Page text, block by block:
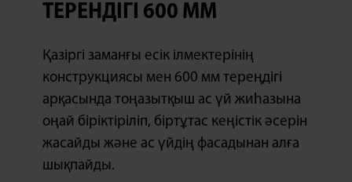
ТЕРЕНДІГІ 600 ММ
Қазіргі заманғы есік ілмектерінің
конструкциясы мен 600 мм тереңдігі
арқасында тоңазытқыш ас үй жиһазына
оңай біріктіріліп, біртұтас кеңістік әсерін
жасайды және ас үйдің фасадынан алға
шықпайды.